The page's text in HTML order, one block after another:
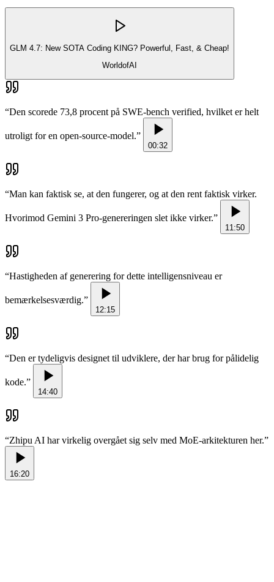
GLM 4.7: New SOTA Coding KING? Powerful, Fast, & Cheap!
WorldofAI
“Den scorede 73,8 procent på SWE-bench verified, hvilket er helt
utroligt for en open-source-model.”
00:32
“Man kan faktisk se, at den fungerer, og at den rent faktisk virker.
Hvorimod Gemini 3 Pro-genereringen slet ikke virker.”
11:50
“Hastigheden af generering for dette intelligensniveau er
bemærkelsesværdig.”
12:15
“Den er tydeligvis designet til udviklere, der har brug for pålidelig
kode.”
14:40
“Zhipu AI har virkelig overgået sig selv med MoE-arkitekturen her.”
16:20